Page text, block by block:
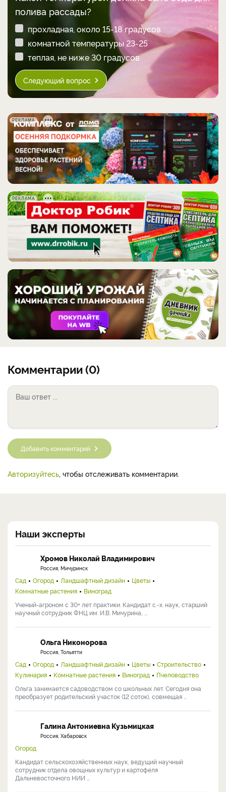
полива рассады?
прохладная, около 15-18 градусов
комнатной температуры 23-25
теплая, не ниже 30 градусов
Следующий вопрос
РЕКЛАМА
РЕКЛАМА
Комментарии (0)
Добавить комментарий
Авторизуйтесь, чтобы отслеживать комментарии.
Наши эксперты
Хромов Николай Владимирович
Россия, Мичуринск
Сад Огород Ландшафтный дизайн
Цветы
Комнатные растения
Виноград
Ученый-агроном с 30+ лет практики. Кандидат с.-х. наук, старший
научный сотрудник ФНЦ им. И.В. Мичурина, ...
Ольга Никонорова
Россия, Тольятти
Сад Огород Ландшафтный дизайн Цветы
Строительство
Кулинария
Комнатные растения Виноград
Пчеловодство
Ольга занимается садоводством со школьных лет. Сегодня она
преобразует родительский участок (12 соток), совмещая ...
Галина Антониевна Кузьмицкая
Россия, Хабаровск
Огород
Кандидат сельскохозяйственных наук, ведущий научный
сотрудник отдела овощных культур и картофеля
Дальневосточного НИИ ...